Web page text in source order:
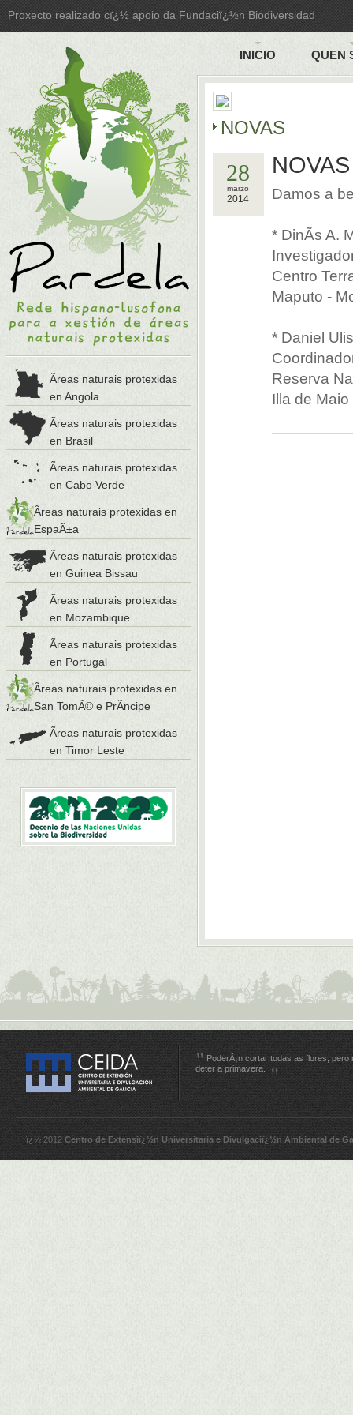
Proxecto realizado cï¿½ apoio da Fundaciï¿½n Biodiversidad
Ãreas naturais protexidas
en Angola
Ãreas naturais protexidas
en Brasil
Ãreas naturais protexidas
en Cabo Verde
Ãreas naturais protexidas en
EspaÃ±a
Ãreas naturais protexidas
en Guinea Bissau
Ãreas naturais protexidas
en Mozambique
Ãreas naturais protexidas
en Portugal
Ãreas naturais protexidas en
San TomÃ© e PrÃ­ncipe
Ãreas naturais protexidas
en Timor Leste
INICIO QUEN
NOVAS
28
marzo
2014 Damos a
* DinÃ­s A.
Centro
Maputo -
* Daniel
Reserva
Illa de
PoderÃ¡n cortar todas as flores, pero
deter a primavera.
ï¿½ 2012 Centro de Extensiï¿½n Universitaria e Divulgaciï¿½n Ambiental de